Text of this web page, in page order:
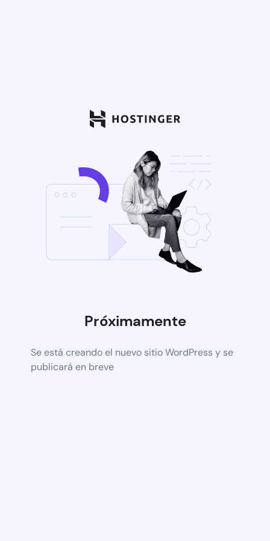
Próximamente
Se está creando el nuevo sitio WordPress y se
publicará en breve